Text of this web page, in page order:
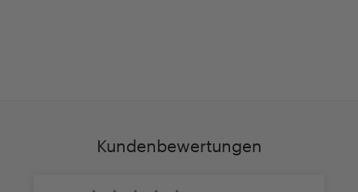
Kundenbewertungen